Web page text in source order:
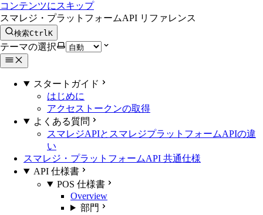
コンテンツにスキップ
スマレジ・プラットフォームAPI リファレンス
検索CtrlK
テーマの選択
スタートガイド
はじめに
アクセストークンの取得
よくある質問
スマレジAPIとスマレジプラットフォームAPIの違
い
スマレジ・プラットフォームAPI 共通仕様
API 仕様書
POS 仕様書
Overview
部門